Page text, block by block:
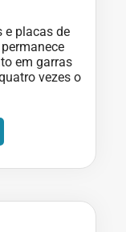
e placas de
em garras
vezes o